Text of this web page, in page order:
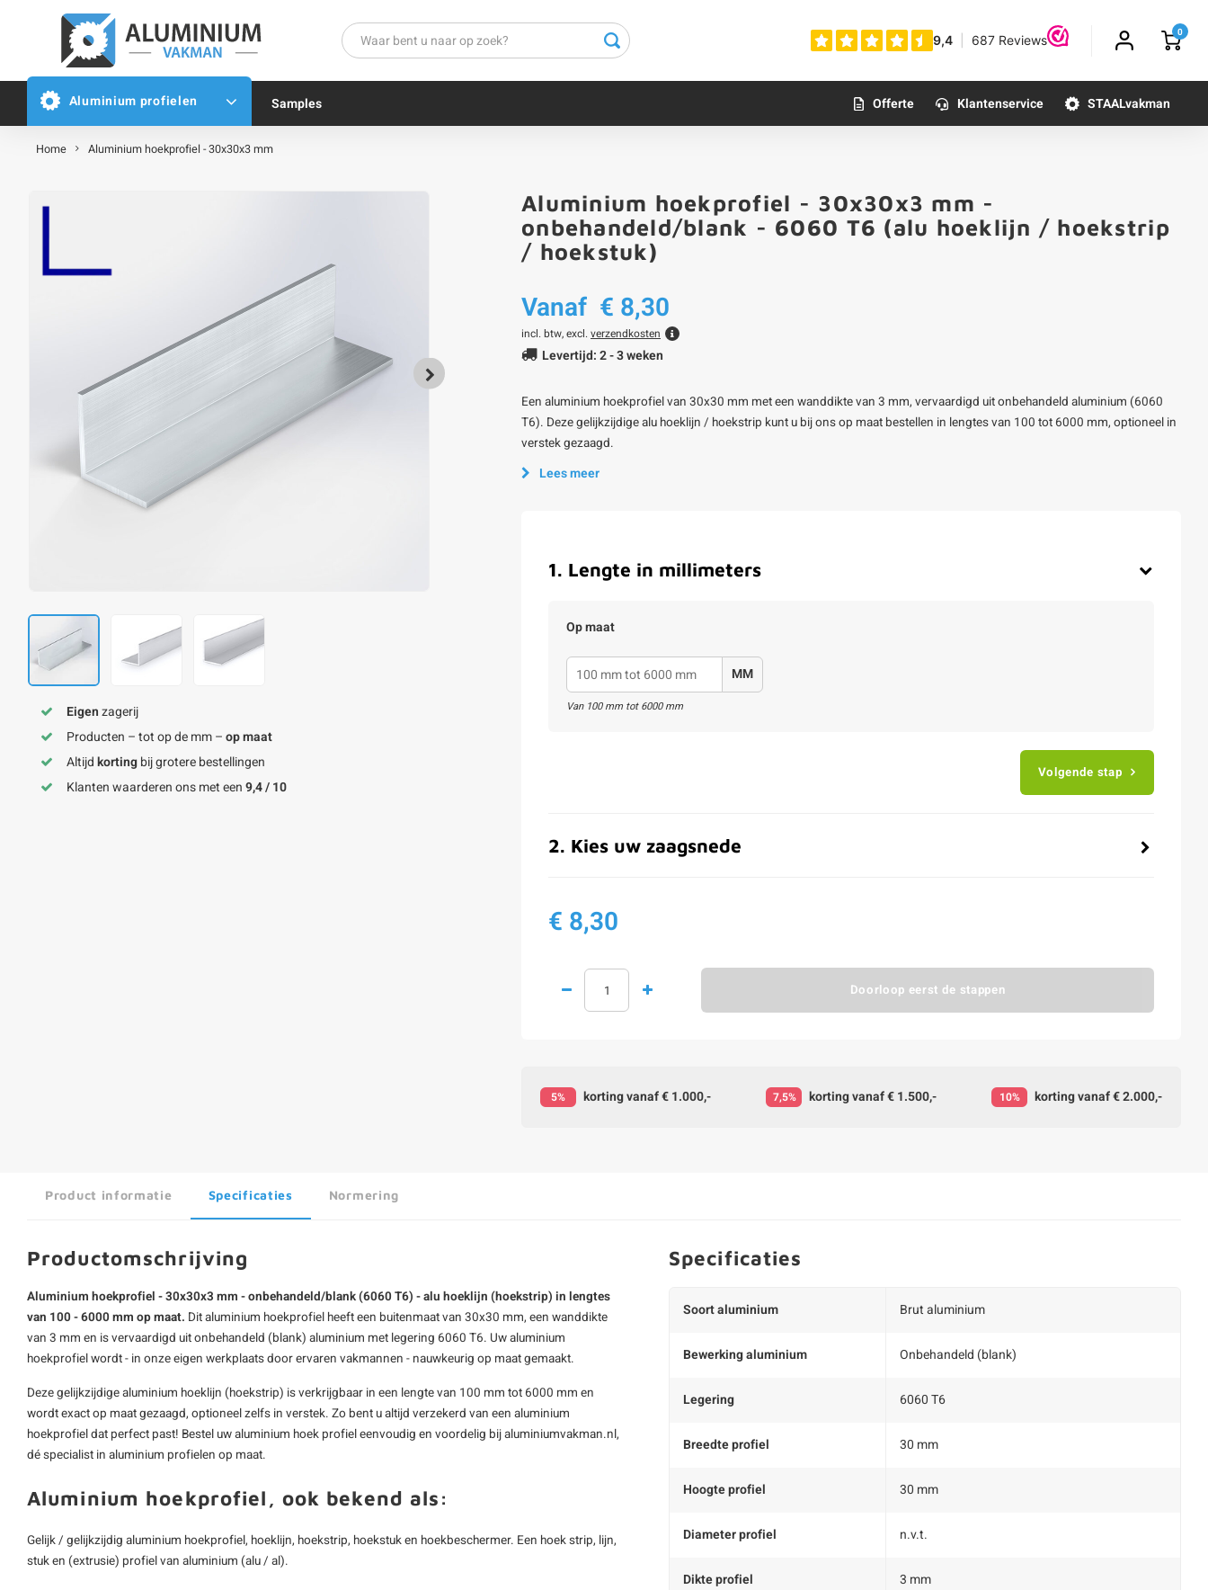
0
Aluminium profielen Offerte Klantenservice
Samples STAALvakman
Home Aluminium hoekprofiel - 30x30x3 mm
Eigenzagerij
Producten – tot op de mm –op maat
Altijdkortingbij grotere bestellingen
Klanten waarderen ons met een9,4 / 10
Aluminium hoekprofiel - 30x30x3 mm -
onbehandeld/blank - 6060 T6 (alu hoeklijn / hoekstrip
/ hoekstuk)
Vanaf € 8,30
incl. btw, excl. verzendkosten
Levertijd: 2 - 3 weken
Een aluminium hoekprofiel van 30x30 mm met een wanddikte van 3 mm, vervaardigd uit onbehandeld aluminium (6060
T6). Deze gelijkzijdige alu hoeklijn / hoekstrip kunt u bij ons op maat bestellen in lengtes van 100 tot 6000 mm, optioneel in
verstek gezaagd.
Lees meer
1. Lengte in millimeters
Op maat
MM
Van 100mm tot6000mm
Volgende stap
2. Kies uw zaagsnede
€ 8,30
Doorloop eerst de stappen
5% korting vanaf € 1.000,- 7,5% korting vanaf € 1.500,- 10% korting vanaf € 2.000,-
Product informatie Specificaties Normering
Productomschrijving
Aluminium hoekprofiel - 30x30x3 mm - onbehandeld/blank (6060 T6) - alu hoeklijn (hoekstrip) in lengtes
van 100 - 6000 mm op maat. Dit aluminium hoekprofiel heeft een buitenmaat van 30x30 mm, een wanddikte
van 3 mm en is vervaardigd uit onbehandeld (blank) aluminium met legering 6060 T6. Uw aluminium
hoekprofiel wordt - in onze eigen werkplaats door ervaren vakmannen - nauwkeurig op maat gemaakt.
Deze gelijkzijdigealuminium hoeklijn (hoekstrip) is verkrijgbaar in een lengte van 100 mm tot 6000 mm en
wordt exact op maat gezaagd, optioneel zelfs in verstek. Zo bent u altijd verzekerd van een aluminium
hoekprofiel dat perfect past! Bestel uw aluminium hoek profiel eenvoudig en voordelig bij aluminiumvakman.nl,
dé specialist in aluminium profielen op maat.
Aluminium hoekprofiel, ook bekend als:
Gelijk / gelijkzijdig aluminium hoekprofiel, hoeklijn, hoekstrip, hoekstuk en hoekbeschermer. Een hoek strip, lijn,
stuk en (extrusie) profiel van aluminium (alu / al).
Specificaties
Soort aluminium Brut aluminium
Bewerking aluminium Onbehandeld (blank)
Legering 6060 T6
Breedte profiel 30 mm
Hoogte profiel 30 mm
Diameter profiel n.v.t.
Dikte profiel 3 mm